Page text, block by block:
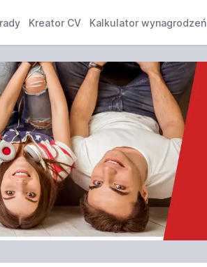
Kreator CV Kalkulator wynagrodzeń